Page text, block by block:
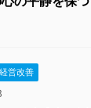
営改善